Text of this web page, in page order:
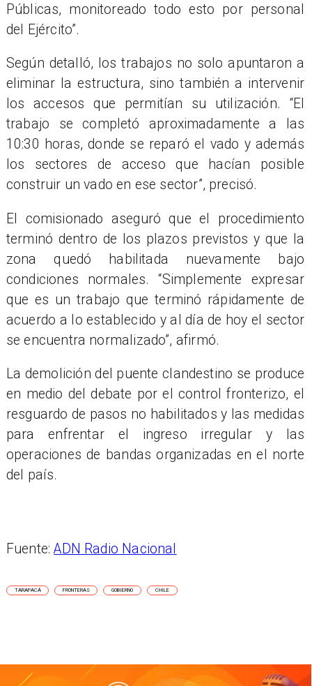
Públicas, monitoreado todo esto por personal
del Ejército”.
Según detalló, los trabajos no solo apuntaron a
eliminar la estructura, sino también a intervenir
los accesos que permitían su utilización. “El
trabajo se completó aproximadamente a las
10:30 horas, donde se reparó el vado y además
los sectores de acceso que hacían posible
construir un vado en ese sector”, precisó.
El comisionado aseguró que el procedimiento
terminó dentro de los plazos previstos y que la
zona quedó habilitada nuevamente bajo
condiciones normales. “Simplemente expresar
que es un trabajo que terminó rápidamente de
acuerdo a lo establecido y al día de hoy el sector
se encuentra normalizado”, afirmó.
La demolición del puente clandestino se produce
en medio del debate por el control fronterizo, el
resguardo de pasos no habilitados y las medidas
para enfrentar el ingreso irregular y las
operaciones de bandas organizadas en el norte
del país.
Fuente:ADN Radio Nacional
TARAPACÁ FRONTERAS GOBIERNO CHILE